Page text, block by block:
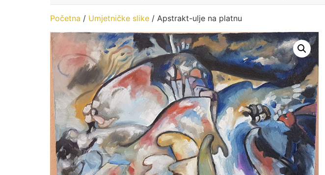
Početna / Umjetničke slike / Apstrakt-ulje na platnu